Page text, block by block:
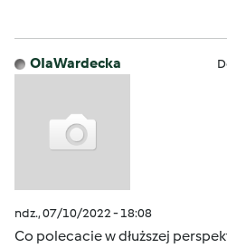
OIaWardecka
ndz., 07/10/2022 - 18:08
Co polecacie w dłuższej